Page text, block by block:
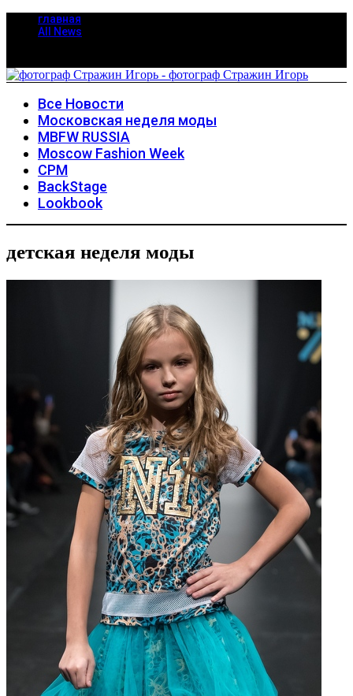
главная
All News
Все Новости
Московская неделя моды
MBFW RUSSIA
Moscow Fashion Week
CPM
BackStage
Lookbook
детская неделя моды